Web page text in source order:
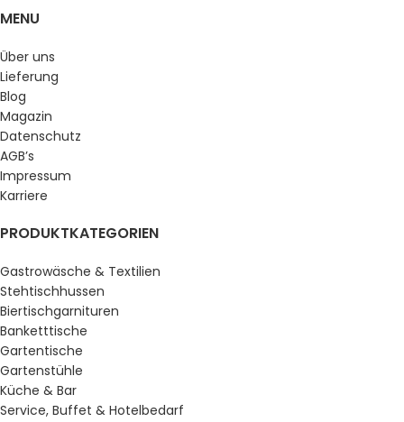
MENU
Über uns
Lieferung
Blog
Magazin
Datenschutz
AGB’s
Impressum
Karriere
PRODUKTKATEGORIEN
Gastrowäsche & Textilien
Stehtischhussen
Biertischgarnituren
Banketttische
Gartentische
Gartenstühle
Küche & Bar
Service, Buffet & Hotelbedarf